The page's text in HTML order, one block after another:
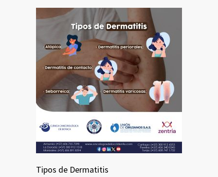
Tipos de Dermatitis